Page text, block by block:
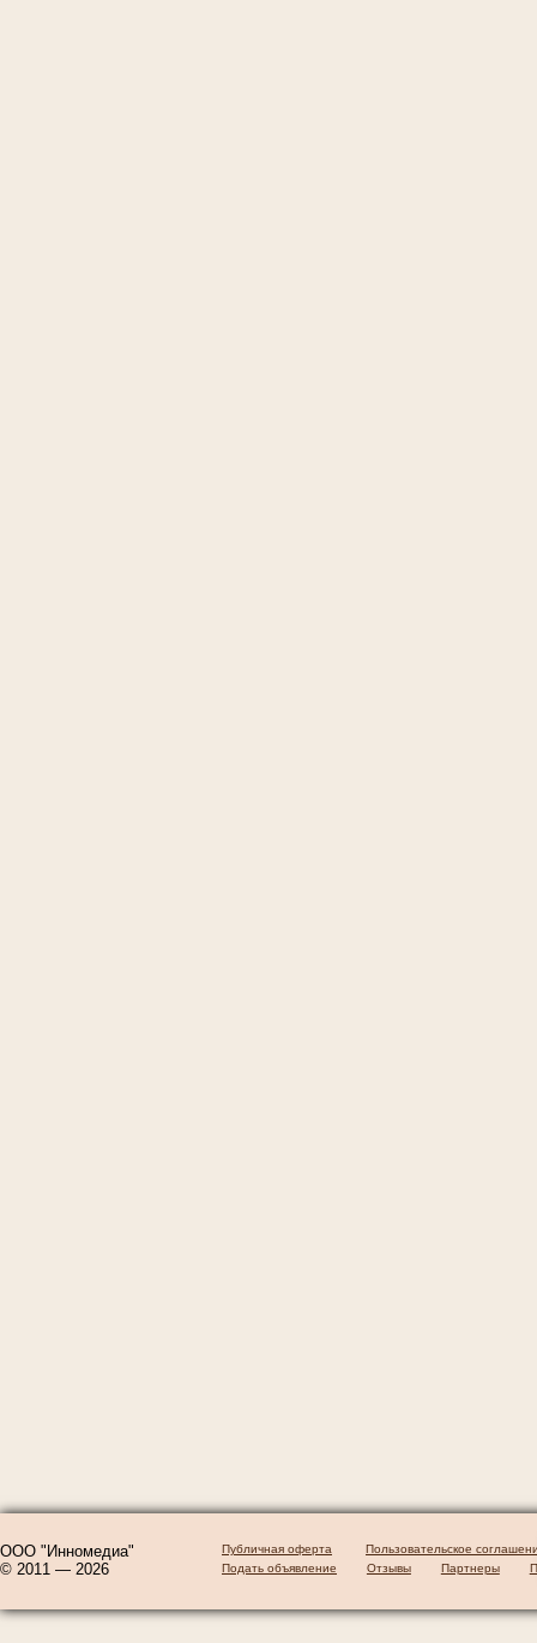
ООО "Инномедиа"
© 2011 — 2026
Публичная оферта
Пользовательское
Подать объявление
Отзывы Партнеры